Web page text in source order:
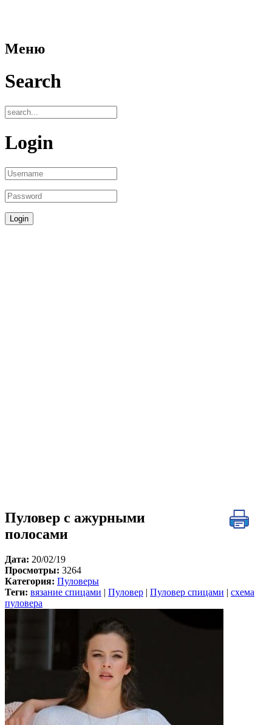
Меню
Search
Login
Пуловер с ажурными
полосами
Дата: 20/02/19
Просмотры: 3264
Категория: Пуловеры
Теги: вязание спицами Пуловер Пуловер спицами
схема
пуловера